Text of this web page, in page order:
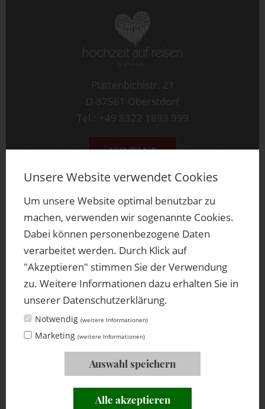
Plattenbichlstr. 21
D-87561 Oberstdorf
Tel.: +49 8322 1893 999
KONTAKT
SCROLL
Impressum|Datenschutz|rechtliche Hinweise
byWerbewind
Unsere Website verwendet Cookies
Um unsere Website optimal benutzbar zu
machen, verwenden wir sogenannte Cookies.
Dabei können personenbezogene Daten
verarbeitet werden. Durch Klick auf
"Akzeptieren" stimmen Sie der Verwendung
zu. Weitere Informationen dazu erhalten Sie in
unserer Datenschutzerklärung.
Notwendig (weitere Informationen)
Marketing (weitere Informationen)
Auswahl speichern
Alle akzeptieren